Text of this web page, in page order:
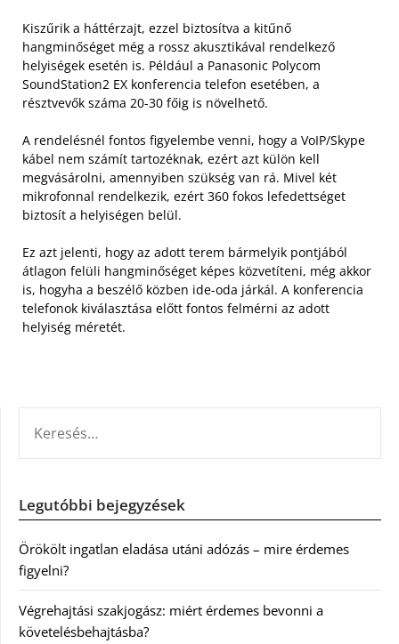
Kiszűrik a háttérzajt, ezzel biztosítva a kitűnő
hangminőséget még a rossz akusztikával rendelkező
helyiségek esetén is. Például a Panasonic Polycom
SoundStation2 EX konferencia telefon esetében, a
résztvevők száma 20-30 főig is növelhető.
A rendelésnél fontos figyelembe venni, hogy a VoIP/Skype
kábel nem számít tartozéknak, ezért azt külön kell
megvásárolni, amennyiben szükség van rá. Mivel két
mikrofonnal rendelkezik, ezért 360 fokos lefedettséget
biztosít a helyiségen belül.
Ez azt jelenti, hogy az adott terem bármelyik pontjából
átlagon felüli hangminőséget képes közvetíteni, még akkor
is, hogyha a beszélő közben ide-oda járkál. A konferencia
telefonok kiválasztása előtt fontos felmérni az adott
helyiség méretét.
Legutóbbi bejegyzések
Örökölt ingatlan eladása utáni adózás – mire érdemes
figyelni?
Végrehajtási szakjogász: miért érdemes bevonni a
követelésbehajtásba?